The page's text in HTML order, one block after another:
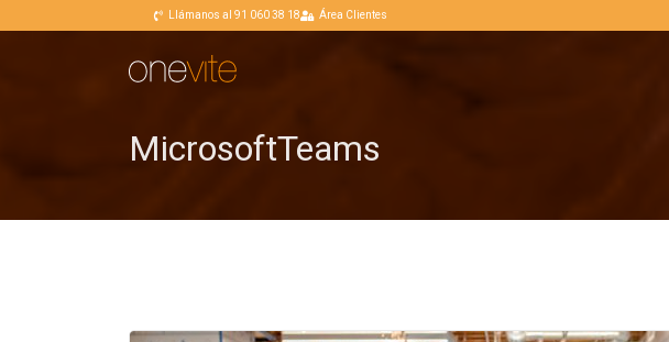
Llámanos al 91 060 38 18 Área Clientes
MicrosoftTeams